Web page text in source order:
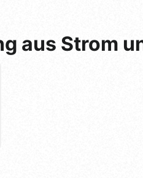
aus Strom